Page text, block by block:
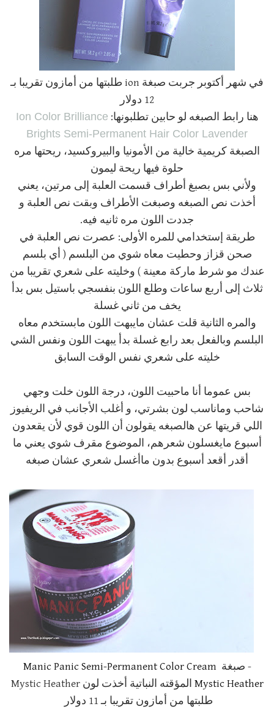
في شهر أكتوبر جربت صبغة ion طلبتها من أمازون تقريبا بـ
12 دولار
هنا رابط الصبغه لو حابين تطلبونها: Ion Color Brilliance
Brights Semi-Permanent Hair Color Lavender
الصبغة كريمية خالية من الأمونيا والبيروكسيد، ريحتها مره
حلوة فيها ريحة ليمون
ولأني بس بصبغ أطراف قسمت العلبة إلى مرتين، يعني
أخذت نص الصبغه وصبغت الأطراف وبقت نص العلبة و
جددت اللون مره ثانيه فيه.
طريقة إستخدامي للمره الأولى: عصرت نص العلبة في
صحن قزاز وحطيت معاه شوي من البلسم ( أي بلسم
عندك مو شرط ماركة معينة ) وخليته على شعري تقريبا من
ثلاث إلى أربع ساعات وطلع اللون بنفسجي باستيل بس بدأ
يخف من ثاني غسلة
والمره الثانية قلت عشان مايبهت اللون مابستخدم معاه
البلسم وبالفعل بعد رابع غسلة بدأ يبهت اللون ونفس الشي
خليته على شعري نفس الوقت السابق
بس عموما أنا ماحبيت اللون، درجة اللون خلت وجهي
شاحب وماناسب لون بشرتي، و أغلب الأجانب في الريفيوز
اللي قريتها عن هالصبغه يقولون أن اللون قوي لأن يقعدون
أسبوع مايغسلون شعرهم، الموضوع مقرف شوي يعني ما
أقدر أقعد أسبوع بدون ماأغسل شعري عشان صبغه
- صبغةManic Panic Semi-Permanent Color Cream
Mystic Heather
المؤقته النباتية أخذت لون Mystic Heather
طلبتها من أمازون تقريبا بـ 11 دولار